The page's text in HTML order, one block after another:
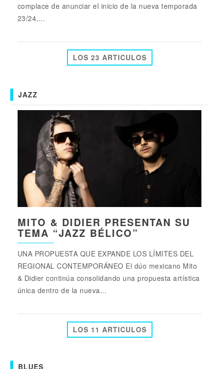
complace de anunciar el inicio de la nueva temporada
23/24,...
LOS 23 ARTICULOS
JAZZ
MITO & DIDIER PRESENTAN SU
TEMA “JAZZ BÉLICO”
UNA PROPUESTA QUE EXPANDE LOS LÍMITES DEL
REGIONAL CONTEMPORÁNEO El dúo mexicano Mito
& Didier continúa consolidando una propuesta artística
única dentro de la nueva...
LOS 11 ARTICULOS
BLUES